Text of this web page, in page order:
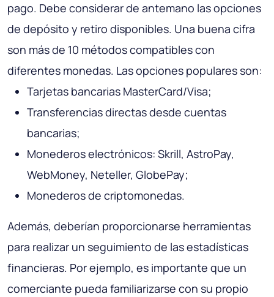
pago. Debe considerar de antemano las opciones
de depósito y retiro disponibles. Una buena cifra
son más de 10 métodos compatibles con
diferentes monedas. Las opciones populares son:
Tarjetas bancarias MasterCard/Visa;
Transferencias directas desde cuentas
bancarias;
Monederos electrónicos: Skrill, AstroPay,
WebMoney, Neteller, GlobePay;
Monederos de criptomonedas.
Además, deberían proporcionarse herramientas
para realizar un seguimiento de las estadísticas
financieras. Por ejemplo, es importante que un
comerciante pueda familiarizarse con su propio